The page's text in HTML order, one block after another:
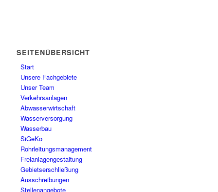
SEITENÜBERSICHT
Start
Unsere Fachgebiete
Unser Team
Verkehrsanlagen
Abwasserwirtschaft
Wasserversorgung
Wasserbau
SiGeKo
Rohrleitungsmanagement
Freianlagengestaltung
Gebietserschließung
Ausschreibungen
Stellenangebote